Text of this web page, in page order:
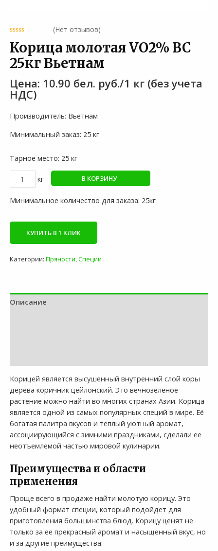
(Нет отзывов)
Корица молотая VO2% ВС
25кг Вьетнам
10.90 бел. руб./1 кг
Производитель: Вьетнам
Минимальный заказ: 25 кг
Тарное место: 25 кг
Количество
товара
Корица
VO2%
25кг
В КОРЗИНУ
Минимальное количество для заказа: 25кг
КУПИТЬ В 1 КЛИК
Категории: Пряности Специи
Описание
Корицей является высушенный внутренний слой коры
дерева коричник цейлонский. Это вечнозеленое
растение можно найти во многих странах Азии. Корица
является одной из самых популярных специй в мире. Её
богатая палитра вкусов и теплый уютный аромат,
ассоциирующийся с зимними праздниками, сделали ее
неотъемлемой частью мировой кулинарии.
Преимущества и области
применения
Проще всего в продаже найти молотую корицу. Это
удобный формат специи, который подойдет для
приготовления большинства блюд. Корицу ценят не
только за ее прекрасный аромат и насыщенный вкус, но
и за другие преимущества: